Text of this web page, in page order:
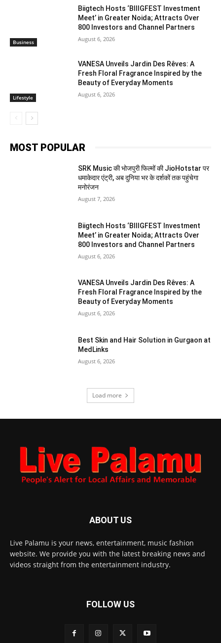
Business
Biigtech Hosts ‘BIIIGFEST Investment
Meet’ in Greater Noida; Attracts Over
800 Investors and Channel Partners
August 6, 2026
Lifestyle
VANESA Unveils Jardin Des Rêves: A
Fresh Floral Fragrance Inspired by the
Beauty of Everyday Moments
August 6, 2026
MOST POPULAR
SRK Music की भोजपुरी फिल्मों की JioHotstar पर
धमाकेदार एंट्री, अब दुनिया भर के दर्शकों तक पहुंचेगा
मनोरंजन
August 7, 2026
Biigtech Hosts ‘BIIIGFEST Investment
Meet’ in Greater Noida; Attracts Over
800 Investors and Channel Partners
August 6, 2026
VANESA Unveils Jardin Des Rêves: A
Fresh Floral Fragrance Inspired by the
Beauty of Everyday Moments
August 6, 2026
Best Skin and Hair Solution in Gurgaon at
MedLinks
August 6, 2026
Load more
ABOUT US
Live Palamu is your news, entertainment, music fashion
website. We provide you with the latest breaking news and
videos straight from the entertainment industry.
FOLLOW US